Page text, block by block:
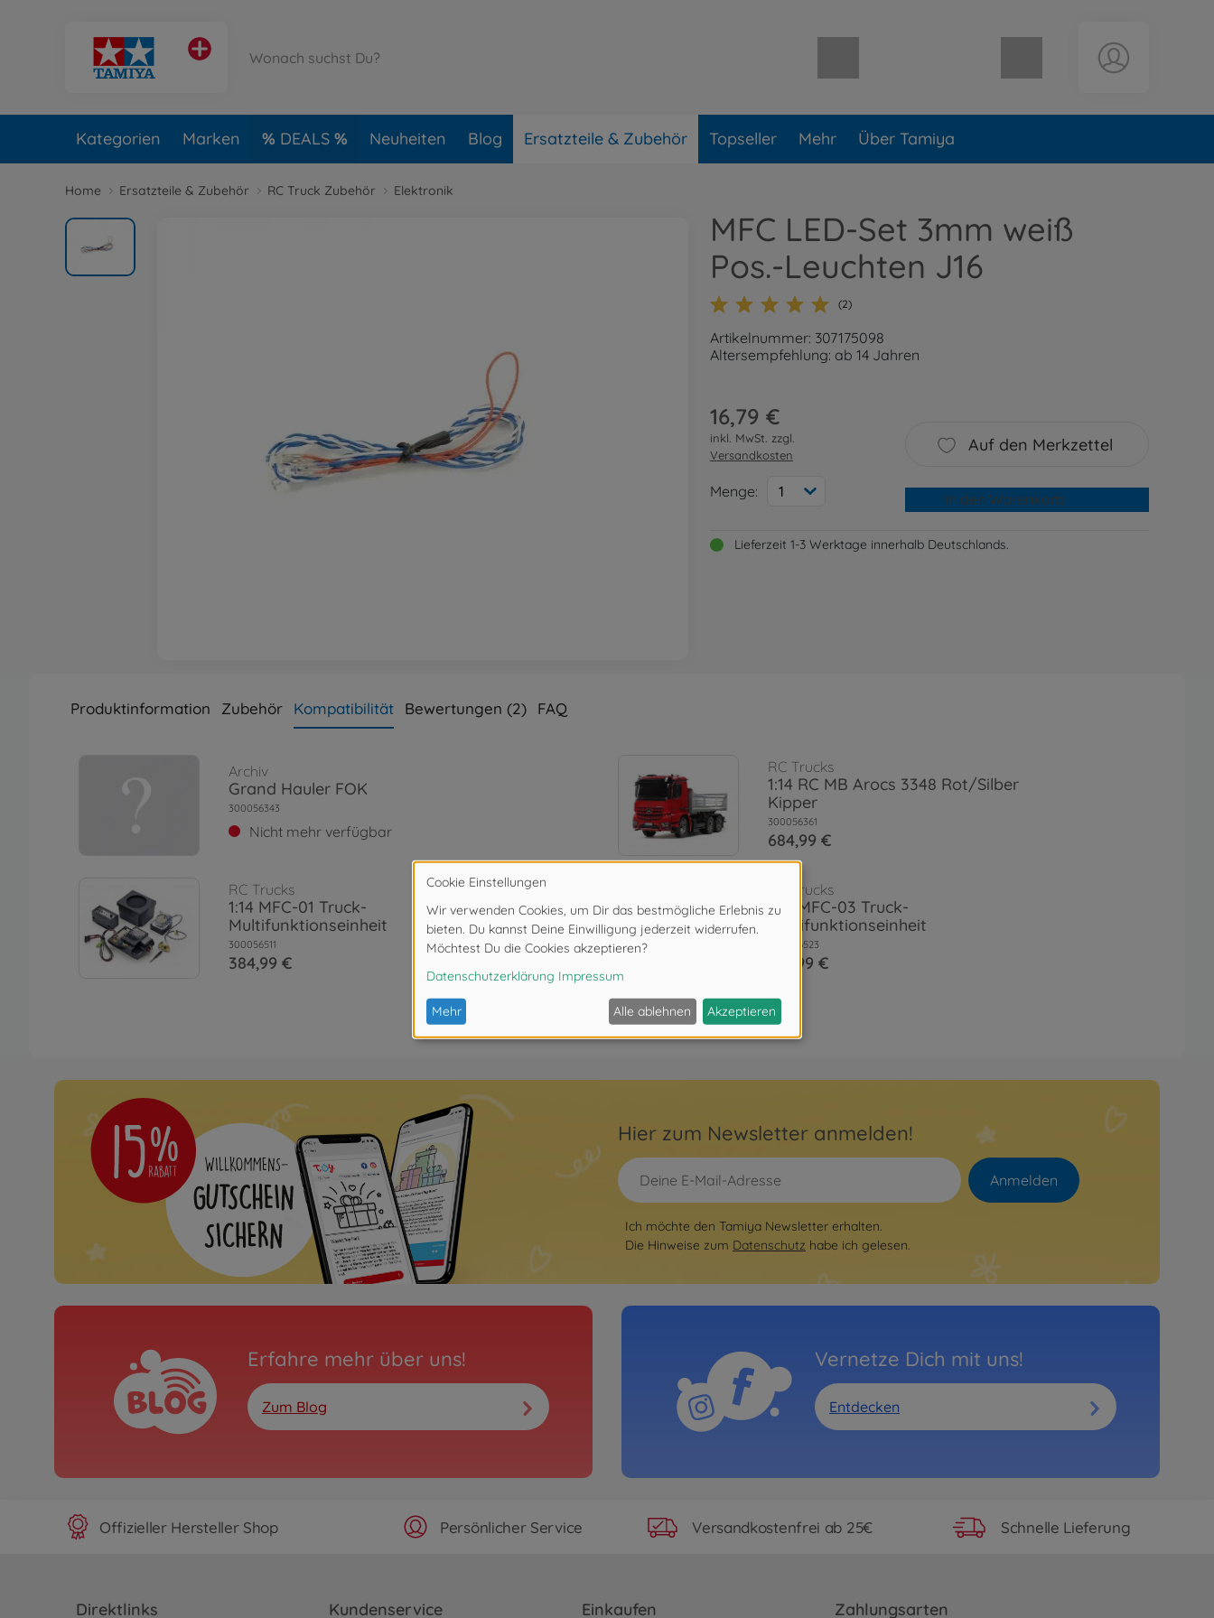
Warenkorb leer
Kategorien Marken DEALS Neuheiten Blog Ersatzteile & Zubehör Topseller Mehr Über Tamiya
Home Ersatzteile & Zubehör RC Truck Zubehör Elektronik
MFC LED-Set 3mm weiß
Pos.-Leuchten J16
(2)
Artikelnummer: 307175098
Altersempfehlung: ab 14 Jahren
16,79 €
inkl. MwSt. zzgl.
Versandkosten
Menge: 1
Auf den Merkzettel
In den Warenkorb
Lieferzeit 1-3 Werktage innerhalb Deutschlands.
Produktinformation Zubehör Kompatibilität Bewertungen (2) FAQ
Archiv
Grand Hauler FOK
300056343
Nicht mehr verfügbar
RC Trucks
1:14 RC MB Arocs 3348 Rot/Silber
Kipper
300056361
684,99 €
RC Trucks
1:14 MFC-01 Truck-
Multifunktionseinheit
300056511
384,99 €
RC Trucks
1:14 MFC-03 Truck-
Multifunktionseinheit
300056523
414,99 €
Hier zum Newsletter anmelden!
Anmelden
Ich möchte den Tamiya Newsletter erhalten.
Die Hinweise zum Datenschutz habe ich gelesen.
Erfahre mehr über uns!
Zum Blog
Vernetze Dich mit uns!
Entdecken
Offizieller Hersteller Shop Persönlicher Service Versandkostenfrei ab 25€ Schnelle Lieferung
Direktlinks Kundenservice Einkaufen Zahlungsarten